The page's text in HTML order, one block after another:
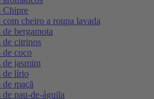
Chipre
com cheiro a roupa lavada
de bergamota
de citrinos
de coco
de jasmim
de lírio
de maçã
de pau-de-águila